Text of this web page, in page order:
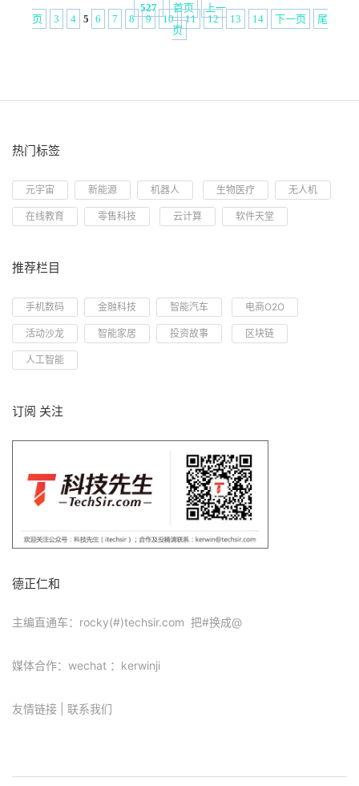
527 首页
上一
页
3 4 5 6 7 8 9 10 11 12 13 14 下一页
尾
页
热门标签
元宇宙 新能源 机器人 生物医疗 无人机
在线教育 零售科技 云计算 软件天堂
推荐栏目
手机数码 金融科技 智能汽车 电商O2O
活动沙龙 智能家居 投资故事 区块链
人工智能
订阅 关注
德正仁和
主编直通车：rocky(#)techsir.com 把#换成@
媒体合作：wechat ：kerwinji
友情链接 联系我们